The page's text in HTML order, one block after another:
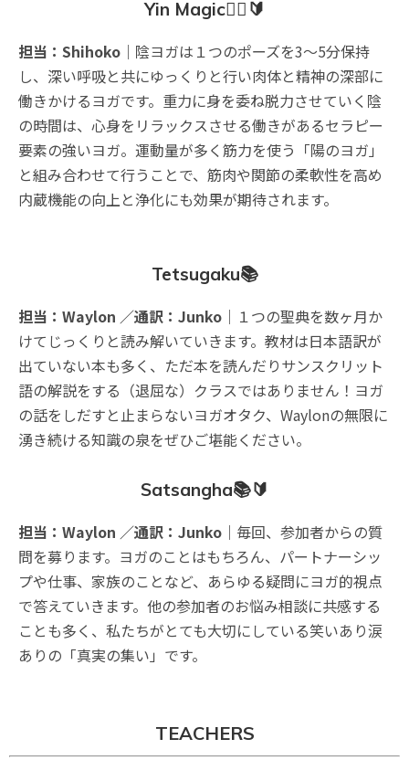
Yin Magic🧘‍♀️🔰
担当：Shihoko ｜陰ヨガは１つのポーズを3〜5分保持
し、深い呼吸と共にゆっくりと行い肉体と精神の深部に
働きかけるヨガです。重力に身を委ね脱力させていく陰
の時間は、心身をリラックスさせる働きがあるセラピー
要素の強いヨガ。運動量が多く筋力を使う「陽のヨガ」
と組み合わせて行うことで、筋肉や関節の柔軟性を高め
内蔵機能の向上と浄化にも効果が期待されます。
Tetsugaku📚
担当：Waylon ／通訳：Junko ｜１つの聖典を数ヶ月か
けてじっくりと読み解いていきます。教材は日本語訳が
出ていない本も多く、ただ本を読んだりサンスクリット
語の解説をする（退屈な）クラスではありません！ヨガ
の話をしだすと止まらないヨガオタク、Waylonの無限に
湧き続ける知識の泉をぜひご堪能ください。
Satsangha📚🔰
担当：Waylon ／通訳：Junko ｜毎回、参加者からの質
問を募ります。ヨガのことはもちろん、パートナーシッ
プや仕事、家族のことなど、あらゆる疑問にヨガ的視点
で答えていきます。他の参加者のお悩み相談に共感する
ことも多く、私たちがとても大切にしている笑いあり涙
ありの「真実の集い」です。
TEACHERS